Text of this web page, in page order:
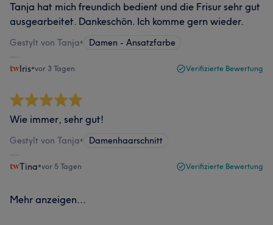
Tanja hat mich freundich bedient und die Frisur sehr gut
ausgearbeitet. Dankeschön. Ich komme gern wieder.
Gestylt von Tanja• Damen - Ansatzfarbe
Iris•vor 3 Tagen Verifizierte Bewertung
Wie immer, sehr gut!
Gestylt von Tanja• Damenhaarschnitt
Tina•vor 5 Tagen Verifizierte Bewertung
Mehr anzeigen...